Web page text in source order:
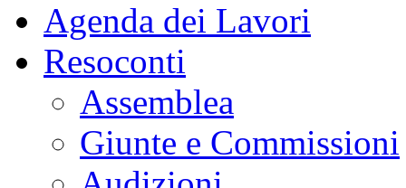
Agenda dei Lavori
Resoconti
Assemblea
Giunte e Commissioni